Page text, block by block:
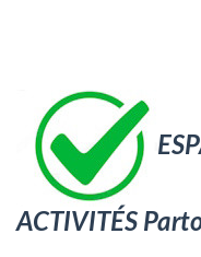
ACTIVITÉS